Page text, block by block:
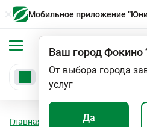
Мобильное приложение
Ваш городФокино
От выбора города
услуг
Да
Главная Анализы